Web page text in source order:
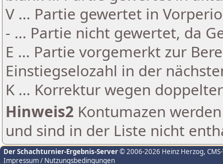
V ... Partie gewertet in
- ... Partie nicht gewertet, da
E ... Partie vorgemerkt zur
Einstiegselozahl in der
K ... Korrektur wegen
Hinweis2 Kontumazen
und sind in der Liste nicht
Der Schachturnier-Ergebnis-Server© 2006-2026 Heinz Herzog,
Impressum / Nutzungsbedingungen